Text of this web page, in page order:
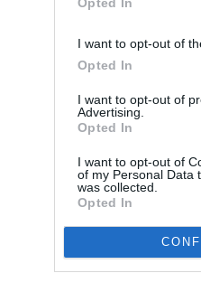
I want to opt-out of
Opted In
I want to opt-out of
Advertising.
Opted In
I want to opt-out of
of my Personal Data
was collected.
Opted In